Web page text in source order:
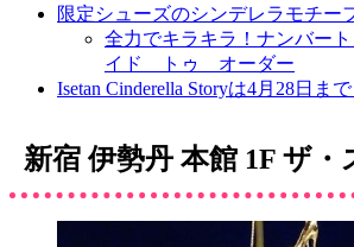
限定シューズのシンデレラモチー
全力でキラキラ！ナンバー
イド トゥ オーダー
Isetan Cinderella Storyは4月28日まで
新宿 伊勢丹 本館 1F ザ・